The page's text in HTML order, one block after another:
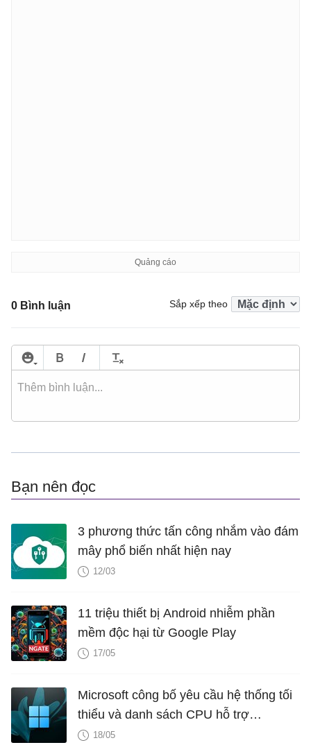
0 Bình luận Sắp xếp theo
Bạn nên đọc
3 phương thức tấn công nhắm vào đám
mây phổ biến nhất hiện nay
12/03
11 triệu thiết bị Android nhiễm phần
mềm độc hại từ Google Play
17/05
Microsoft công bố yêu cầu hệ thống tối
thiểu và danh sách CPU hỗ trợ
Windows 11 LTSC 2024
18/05